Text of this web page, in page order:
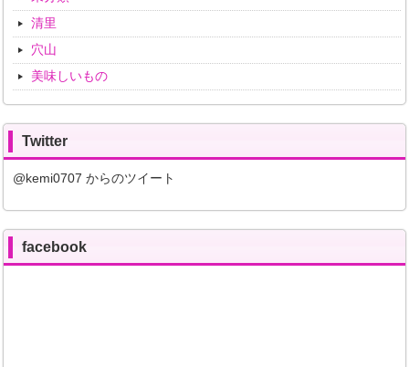
清里
穴山
美味しいもの
Twitter
@kemi0707 からのツイート
facebook